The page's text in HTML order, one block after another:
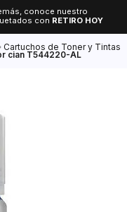
conoce nuestro
con RETIRO HOY
Cartuchos de Toner y Tintas
cian T544220-AL